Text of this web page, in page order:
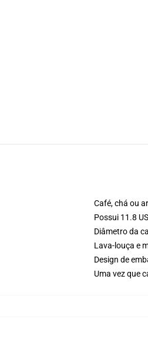
Café, chá ou
Possui 11.8
Diâmetro da
Lava-louça e
Design de
Uma vez que